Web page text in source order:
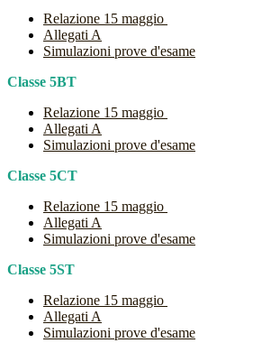
Relazione 15 maggio
Allegati A
Simulazioni prove d'esame
Classe 5BT
Relazione 15 maggio
Allegati A
Simulazioni prove d'esame
Classe 5CT
Relazione 15 maggio
Allegati A
Simulazioni prove d'esame
Classe 5ST
Relazione 15 maggio
Allegati A
Simulazioni prove d'esame